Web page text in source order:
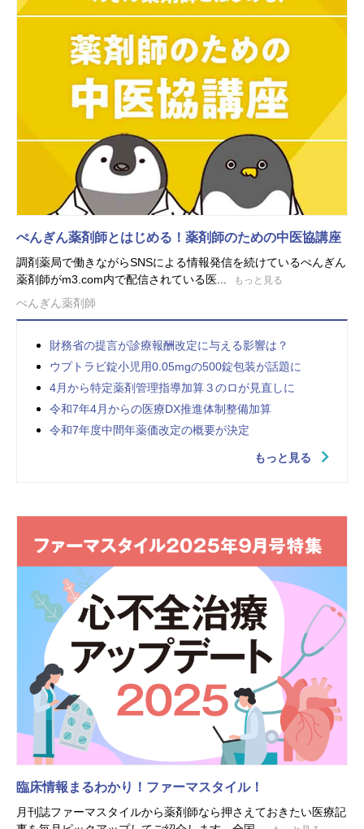
ぺんぎん薬剤師とはじめる！薬剤師のための中医協講座
調剤薬局で働きながらSNSによる情報発信を続けているぺんぎん
薬剤師がm3.com内で配信されている医...
もっと見る
ぺんぎん薬剤師
財務省の提言が診療報酬改定に与える影響は？
ウプトラビ錠小児用0.05mgの500錠包装が話題に
4月から特定薬剤管理指導加算３のロが見直しに
令和7年4月からの医療DX推進体制整備加算
令和7年度中間年薬価改定の概要が決定
もっと見る
臨床情報まるわかり！ファーマスタイル！
月刊誌ファーマスタイルから薬剤師なら押さえておきたい医療記